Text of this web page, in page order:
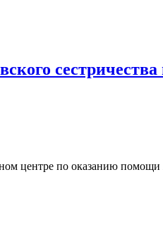
сестричества
центре по оказанию помощи